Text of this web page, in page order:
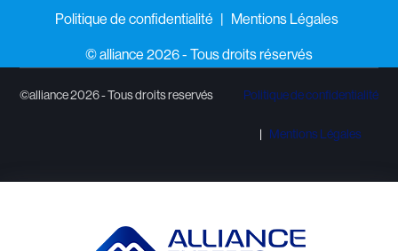
Politique de confidentialité
Mentions Légales
©️ alliance 2026 - Tous droits réservés
©alliance 2026 - Tous droits reservés Politique de confidentialité
Mentions Légales